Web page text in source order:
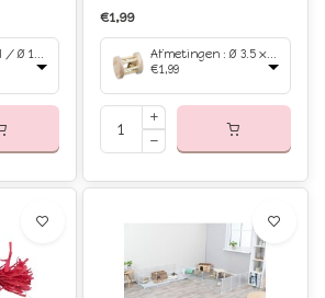
Inhoud : 600 ml / Ø 12 cm
€1,99
Afmetingen : Ø 3.5 x 5 cm
€1,99